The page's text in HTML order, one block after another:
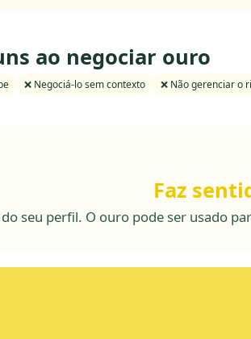
ao negociar ouro
❌ Negociá-lo sem contexto ❌ Não gerenciar o
Faz
seu perfil. O ouro pode ser usado